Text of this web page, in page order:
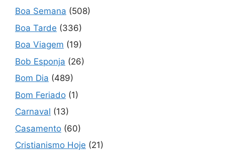
Boa Semana (508)
Boa Tarde (336)
Boa Viagem (19)
Bob Esponja (26)
Bom Dia (489)
Bom Feriado (1)
Carnaval (13)
Casamento (60)
Cristianismo Hoje (21)